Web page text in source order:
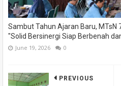
Sambut Tahun Ajaran Baru, MTsN
"Solid Bersinergi Siap Berbenah
June 19, 2026 0
PREVIOUS